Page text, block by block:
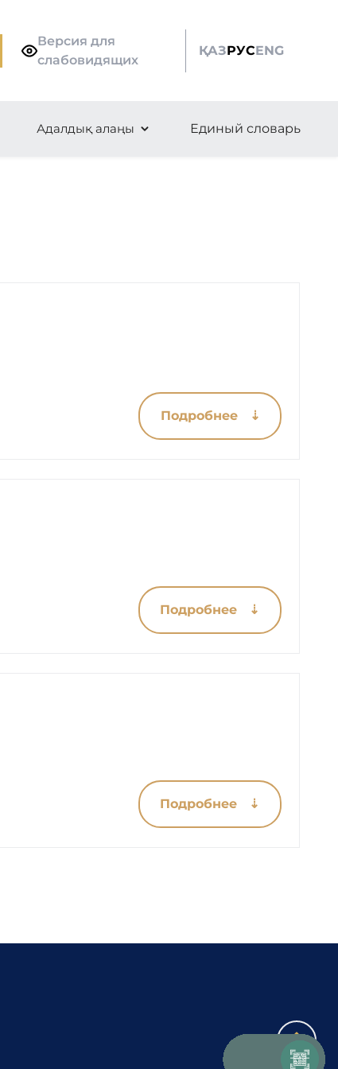
Версия для
слабовидящих
ҚАЗРУСENG
Адалдық алаңы Единый словарь
Подробнее ⇣
Подробнее ⇣
Подробнее ⇣